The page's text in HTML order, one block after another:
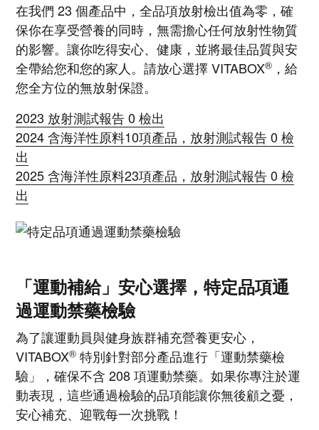
在我們 23 個產品中，全品項放射檢出值為零，確
保你在享受營養的同時，無需擔心任何放射性物質
的影響。讓你吃得安心、健康，並將最佳品質與安
全帶給您和您的家人。請放心選擇 VITABOX® ，給
您全方位的無放射保證。
2023 放射測試報告 0 檢出
2024 含海洋性原料10項產品，放射測試報告 0 檢
出
2025 含海洋性原料23項產品，放射測試報告 0 檢
出
​「運動補給」安心選擇，特定品項通
過運動禁藥檢驗
為了讓運動員與健身族群補充營養更安心，
VITABOX® 特別針對部分產品進行「運動禁藥檢
驗」，確保不含 208 項運動禁藥。如果你專注於運
動表現，這些通過檢驗的品項能讓你無後顧之憂，
安心補充、迎戰每一次挑戰！